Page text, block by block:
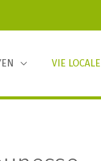
VIE LOCALE